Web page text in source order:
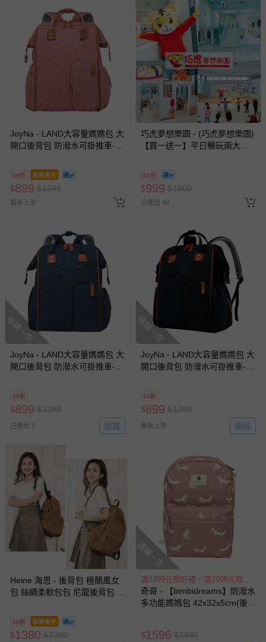
JoyNa - LAND大容量媽媽包 大
開口後背包 防潑水可掛推車-粉
69折 即將售完
$899 $1299
最新上架
巧虎夢想樂園 - (巧虎夢想樂園)
【買一送一】平日暢玩兩大一
2026/10/16 正券逾期視同現金
券使用
62折
$999 $1600
已售出 94
搶購一空
JoyNa - LAND大容量媽媽包 大
開口後背包 防潑水可掛推車-藍
69折
$899 $1299
已售出 2 追蹤
搶購一空
JoyNa - LAND大容量媽媽包 大
開口後背包 防潑水可掛推車-黑
69折
$899 $1299
最新上架 追蹤
Heine 海恩 - 後背包 極簡風女
包 絲綢柔軟包包 尼龍後背包 防
58折 即將售完
$1380 $2380
搶購一空
滿1499元贈好禮，滿2998元贈好禮，滿4497元贈好禮
奇哥 - 【bimbidreams】防潑水
多功能媽媽包 42x32x5cm(後背
$1596 $1680